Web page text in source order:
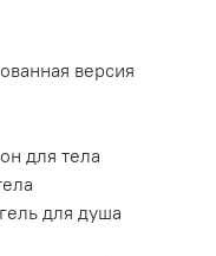
версия
для тела
для душа